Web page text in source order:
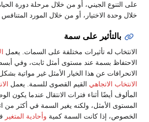
على التنوع الجيني، أو من خلال مرحلة دورة
خلال وحدة الاختيار، أو من خلال المورد المتنافس
بالتأثير على سمة
الانتخاب له تأثيرات مختلفة على السمات. يعمل
الاحتفاظ بسمة عند مستوى أمثل ثابت، وفي
الانحرافات عن هذا الخيار الأمثل غير مواتية
الانتخاب الاتجاهي القيم القصوى للسمة. يعمل
المألوف أيضًا أثناء فترات الانتقال عندما يكون
المستوى الأمثل، ولكنه يغير السمة في أكثر من
الخصوص، إذا كانت السمة كمية وأحادية المتغير